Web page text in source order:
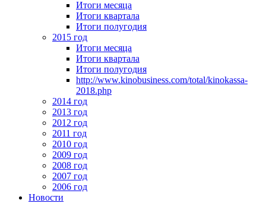
Итоги месяца
Итоги квартала
Итоги полугодия
2015 год
Итоги месяца
Итоги квартала
Итоги полугодия
http://www.kinobusiness.com/total/kinokassa-
2018.php
2014 год
2013 год
2012 год
2011 год
2010 год
2009 год
2008 год
2007 год
2006 год
Новости